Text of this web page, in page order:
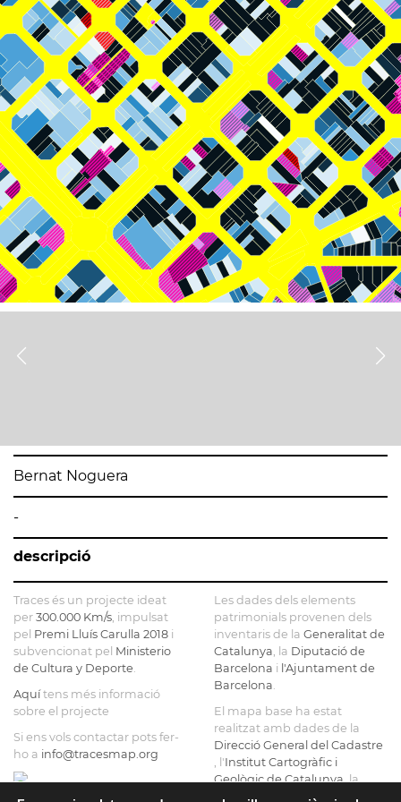
Bernat Noguera
-
descripció
Traces és un projecte ideat
per 300.000 Km/s , impulsat
pel Premi Lluís Carulla 2018 i
subvencionat pel Ministerio
de Cultura y Deporte
Aquítens més informació
sobre el projecte
Si ens vols contactar pots fer-
ho a info@tracesmap.org
Les dades dels elements
patrimonials provenen dels
inventaris de la Generalitat de
Catalunya , la Diputació de
Barcelona i l'Ajuntament de
Barcelona
El mapa base ha estat
realitzat amb dades de la
Direcció General del Cadastre
, l'Institut Cartogràfic i
Geològic de Catalunya , la
Generalitat de Catalunya